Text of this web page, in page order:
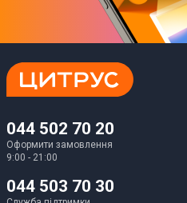
044 502 70 20
Оформити замовлення
9:00 - 21:00
044 503 70 30